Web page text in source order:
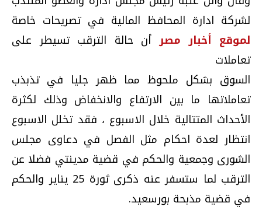
لشركة ادارة المحافظ المالية في تصريحات خاصة
لموقع أخبار مصر أن حالة الترقب تسيطر على
تعاملات
السوق بشكل ملحوظ مما ظهر جليا في تذبذب
تعاملاتها ما بين الارتفاع والانخفاض وذلك لكثرة
الأحداث المتتالية خلال الاسبوع ، فقد تخلل الاسبوع
انتظار لعدة احكام مثل الفصل في دعاوى مجلس
الشورى وجمعية والحكم في قضية مدينتي فضلا عن
الترقب لما ستسفر عنه ذكرى ثورة 25 يناير والحكم
في قضية مذبحة بورسعيد.